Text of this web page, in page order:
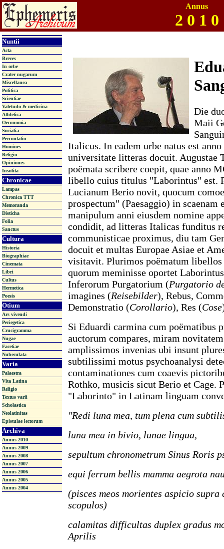
Annus
2 0 1 0
Nuntii
Acta
Breves
In orbe
Crater nugarum
Miscellanea
Politica
Scientiae
Valetudo & medicina
Athletica
Oeconomia
Socialia
Percontatio
Homines
Religio
Opiniones
Insolita
Chronicae
Lampas
Chronica TTT
Memoranda
Disticha
Folia
Sanctus
Cultura
Historia
Biographiae
Cinemata
Libri
Cultus
Hermetica
Poesis
Otium
Ars vivendi
Periegetica
Crucigramma
Nugae
Facetiae
Nubeculata
Varia
Palaestra
Vita Latina
Religio
Textus varii
Scholastica
Neolatinitas
Epistulae lectorum
Archiva
Annus 2010
Annus 2009
Annus 2008
Annus 2007
Annus 2006
Annus 2005
Annus 2004
Die
Maii
Italicus. In eadem urbe natus est
universitate litteras docuit. Augustae
poëmata scribere coepit, quae anno
libello cuius titulus "Laborintus" est.
Lucianum Berio novit, quocum
prospectum" (Paesaggio) in
manipulum anni eiusdem nomine
condidit, ad litteras Italicas funditus
communisticae proximus, diu tam
docuit et multas Europae Asiae et
visitavit. Plurimos poëmatum libellos
quorum meminisse oportet
Inferorum Purgatorium (Purgatorio
imagines (Reisebilder), Rebus,
Demonstratio (Corollario), Res (Cose
Si Eduardi carmina cum poëmatibus
auctorum compares, miram
amplissimos invenias ubi insunt
subtilissimi motus psychoanalysi
contaminationes cum coaevis
Rothko, musicis sicut Berio et Cage.
"Laborinto" in Latinam linguam
"Redi luna mea, tum plena cum
luna mea in bivio, lunae lingua,
sepultum chronometrum Sinus Roris
equi ferrum bellis mamma aegrota
(pisces meos morientes aspicio
scopulos)
calamitas difficultas duplex gradus
Aprilis